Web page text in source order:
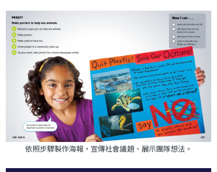
依照步驟製作海報，宣傳社會議題、展示團隊想法。